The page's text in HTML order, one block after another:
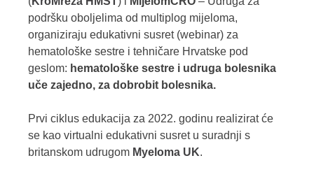
podršku oboljelima od multiplog mijeloma,
organiziraju edukativni susret (webinar) za
hematološke sestre i tehničare Hrvatske pod
geslom: hematološke sestre i udruga bolesnika
uče zajedno, za dobrobit bolesnika.
Prvi ciklus edukacija za 2022. godinu realizirat će
se kao virtualni edukativni susret u suradnji s
britanskom udrugom Myeloma UK.